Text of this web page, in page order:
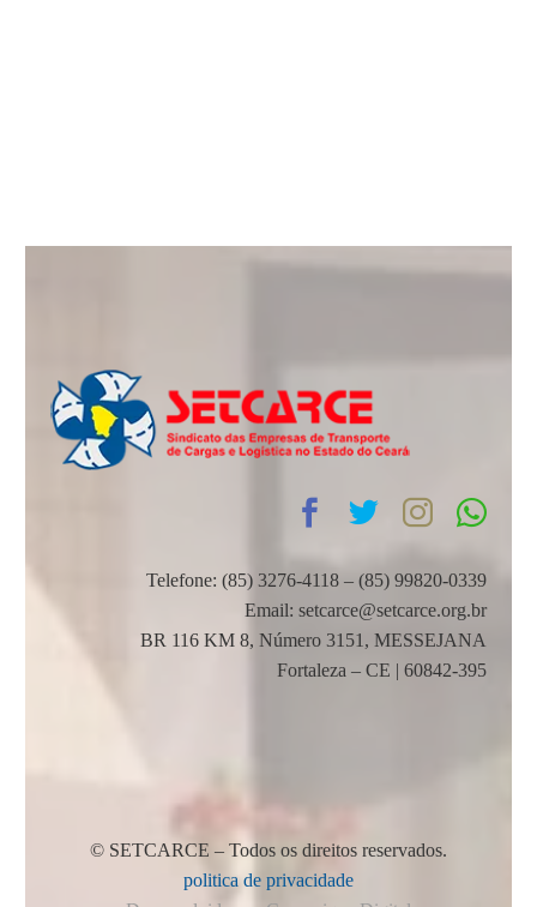
Telefone: (85) 3276-4118 – (85) 99820-0339
Email: setcarce@setcarce.org.br
BR 116 KM 8, Número 3151, MESSEJANA
Fortaleza – CE | 60842-395
© SETCARCE – Todos os direitos reservados.
politica de privacidade